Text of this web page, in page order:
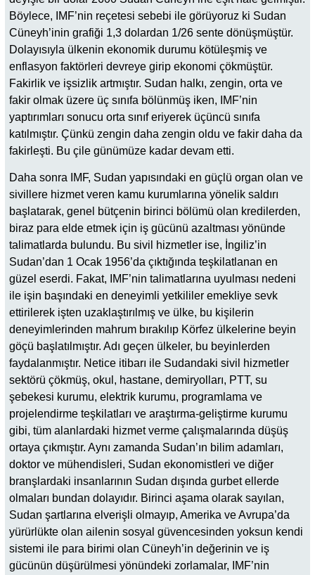
Böylece, IMF’nin reçetesi sebebi ile görüyoruz ki Sudan
Cüneyh’inin grafiği 1,3 dolardan 1/26 sente dönüşmüştür.
Dolayısıyla ülkenin ekonomik durumu kötüleşmiş ve
enflasyon faktörleri devreye girip ekonomi çökmüştür.
Fakirlik ve işsizlik artmıştır. Sudan halkı, zengin, orta ve
fakir olmak üzere üç sınıfa bölünmüş iken, IMF’nin
yaptırımları sonucu orta sınıf eriyerek üçüncü sınıfa
katılmıştır. Çünkü zengin daha zengin oldu ve fakir daha da
fakirleşti. Bu çile günümüze kadar devam etti.
Daha sonra IMF, Sudan yapısındaki en güçlü organ olan ve
sivillere hizmet veren kamu kurumlarına yönelik saldırı
başlatarak, genel bütçenin birinci bölümü olan kredilerden,
biraz para elde etmek için iş gücünü azaltması yönünde
talimatlarda bulundu. Bu sivil hizmetler ise, İngiliz’in
Sudan’dan 1 Ocak 1956’da çıktığında teşkilatlanan en
güzel eserdi. Fakat, IMF’nin talimatlarına uyulması nedeni
ile işin başındaki en deneyimli yetkililer emekliye sevk
ettirilerek işten uzaklaştırılmış ve ülke, bu kişilerin
deneyimlerinden mahrum bırakılıp Körfez ülkelerine beyin
göçü başlatılmıştır. Adı geçen ülkeler, bu beyinlerden
faydalanmıştır. Netice itibarı ile Sudandaki sivil hizmetler
sektörü çökmüş, okul, hastane, demiryolları, PTT, su
şebekesi kurumu, elektrik kurumu, programlama ve
projelendirme teşkilatları ve araştırma-geliştirme kurumu
gibi, tüm alanlardaki hizmet verme çalışmalarında düşüş
ortaya çıkmıştır. Aynı zamanda Sudan’ın bilim adamları,
doktor ve mühendisleri, Sudan ekonomistleri ve diğer
branşlardaki insanlarının Sudan dışında gurbet ellerde
olmaları bundan dolayıdır. Birinci aşama olarak sayılan,
Sudan şartlarına elverişli olmayıp, Amerika ve Avrupa’da
yürürlükte olan ailenin sosyal güvencesinden yoksun kendi
sistemi ile para birimi olan Cüneyh’in değerinin ve iş
gücünün düşürülmesi yönündeki zorlamalar, IMF’nin